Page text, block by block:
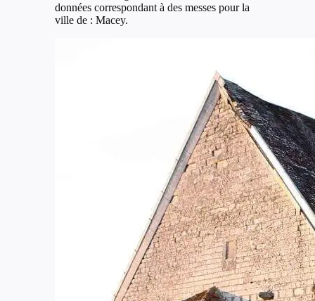
données correspondant à des messes pour la
ville de : Macey.